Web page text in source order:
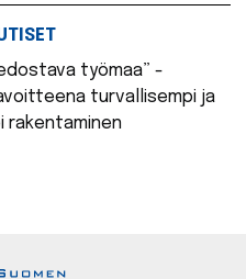
työmaa” -
turvallisempi ja
rakentaminen